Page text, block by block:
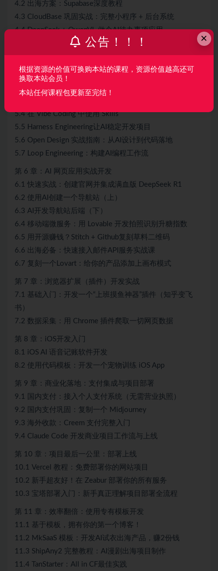
4.2 出海方案：Supabase深度教程
4.3 CloudBase 巩固实战：完整小程序 + 后台系统
4.4 DeepSeek + QwenVL 做个AI待办事项应用
4.5 开发一个全栈天气 OOTD 小程序
5.1 用Claude Code开发一个超赚钱的AI编程文档工具
5.2 Codex 入门完整版：制作一个英语背单词应用
5.4 在 Vibe Coding 中使用 Skills
5.5 Harness Engineering让AI稳定开发项目
5.6 Open Design 实战指南：从AI设计到代码落地
5.7 Loop Engineering：构建AI编程工作流
第 6 章：AI 网页应用实战开发
6.1 快速实战：创建官网并集成满血版 DeepSeek R1
6.2 使用AI创建一个导航站（上）
6.3 AI开发导航站后端（下）
6.4 移动端微服务：用 Lovable 开发拍照识别升糖指数
6.5 用开源赚钱？Stitch + Github复刻草料二维码
6.6 出海必备：快速接入邮件API服务实战课
6.7 复刻一个Lovart：给你的产品添加上画布模式
第 7 章：浏览器扩展（插件）开发实战
7.1 基础入门：开发一个“上班摸鱼神器”插件（知乎变飞
书）
7.2 数据采集：用 Chrome 插件爬取一切网页数据
第 8 章：iOS开发入门
8.1 iOS AI 语音记账软件开发
8.2 使用代码模板：开发一个宠物训练 iOS App
第 9 章：商业化落地：支付集成与项目部署
9.1 国内支付：接入个人支付系统（无需营业执照）
9.2 国内支付巩固：复制一个 Midjourney
9.3 海外收款：Creem 支付完整入门
9.4 Claude Code 开发商业项目工作流与上线
第 10 章：项目最后一公里：部署上线
10.1 Vercel 教程：免费部署你的网站项目
10.2 新手超友好！在 Zeabur 部署你的所有服务
10.3 宝塔部署入门：新手真正理解项目部署全流程
第 11 章：效率翻倍：使用专有模板开发
11.1 基于模板，拥有你的第一个博客！
11.2 MkSaaS 模板：开发AI试衣出海产品，赚2份钱
11.3 ShipAny2 完整教程：AI漫剧出海项目制作
11.4 TanStarter：All in CF最佳实践
×
公告！！！
根据资源的价值可换购本站的课程，资源价值越高还可
换取本站会员！
本站任何课程包更新至完结！